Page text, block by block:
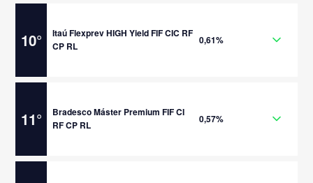
10°
Itaú Flexprev HIGH Yield FIF CIC RF
CP RL
0,61%
11°
Bradesco Máster Premium FIF CI
RF CP RL
0,57%